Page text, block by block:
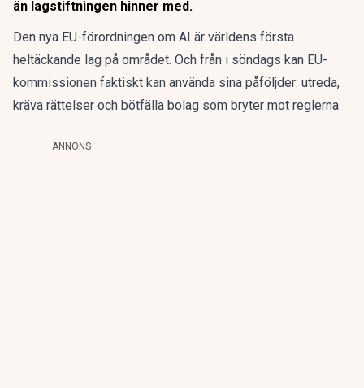
än lagstiftningen hinner med.
Den nya EU-förordningen om AI är världens första
heltäckande lag på området. Och från i söndags kan EU-
kommissionen faktiskt kan använda sina påföljder: utreda,
kräva rättelser och bötfälla bolag som bryter mot reglerna
ANNONS